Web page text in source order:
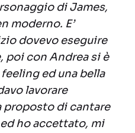
di James,
moderno. E’
dovevo eseguire
poi con Andrea si è
ed una bella
lavorare
proposto di cantare
ho accettato, mi